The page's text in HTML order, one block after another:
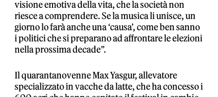
visione emotiva della vita, che la società non
riesce a comprendere. Se la musica li unisce, un
giorno lo farà anche una ‘causa’, come ben sanno
i politici che si preparano ad affrontare le elezioni
nella prossima decade”.
Il quarantanovenne Max Yasgur, allevatore
specializzato in vacche da latte, che ha concesso i